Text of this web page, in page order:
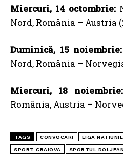
Miercuri, 14 octombrie:
Nord, România – Austria
Duminică, 15 noiembrie:
Nord, România –
Miercuri, 18 noiembrie:
România, Austria –
TAGS CONVOCARI LIGA
SPORT CRAIOVA SPORTUL